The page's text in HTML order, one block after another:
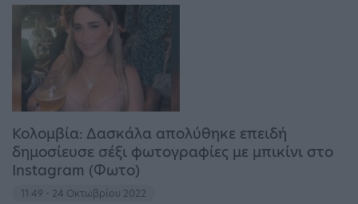
Κολομβία: Δασκάλα απολύθηκε επειδή
δημοσίευσε σέξι φωτογραφίες με μπικίνι στο
Instagram (Φωτο)
11:49 - 24 Οκτωβρίου 2022